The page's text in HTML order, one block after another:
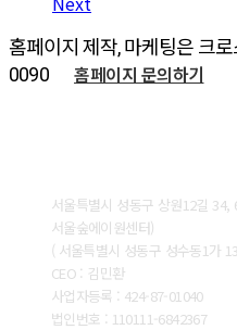
홈페이지 제작, 마케팅은 크
0090
홈페이지 문의하기
서울특별시 성동구 상원12길 34,
서울숲에이원센터)
( 서울특별시 성동구 성수동1가
CEO : 김민환
사업자등록 : 424-87-01040
법인번호 : 110111-6842367